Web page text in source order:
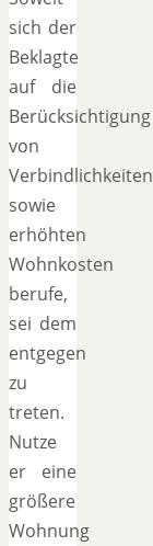
sich der
Beklagte
auf die
Berücksichtigung
von
Verbindlichkeiten
sowie
erhöhten
Wohnkosten
berufe,
sei dem
entgegen
zu
treten.
Nutze
er eine
größere
Wohnung